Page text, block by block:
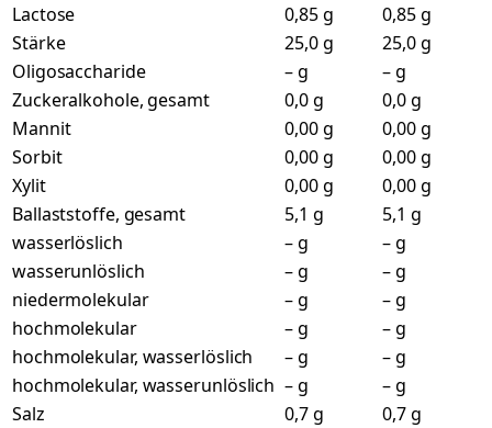
Lactose
0,85 g
0,85 g
Stärke
25,0 g
25,0 g
Oligosaccharide
– g
– g
Zuckeralkohole, gesamt
0,0 g
0,0 g
Mannit
0,00 g
0,00 g
Sorbit
0,00 g
0,00 g
Xylit
0,00 g
0,00 g
Ballaststoffe, gesamt
5,1 g
5,1 g
wasserlöslich
– g
– g
wasserunlöslich
– g
– g
niedermolekular
– g
– g
hochmolekular
– g
– g
hochmolekular, wasserlöslich
– g
– g
hochmolekular, wasserunlöslich – g
– g
Salz
0,7 g
0,7 g